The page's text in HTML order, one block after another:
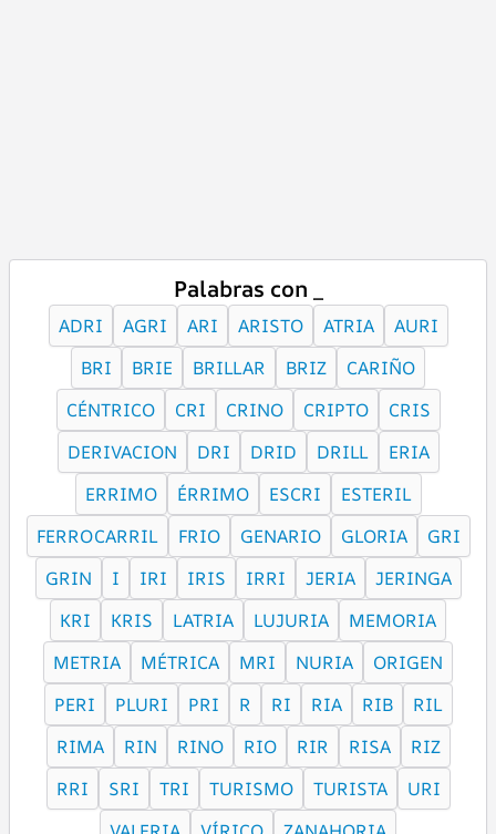
Palabras con _
ADRI AGRI ARI ARISTO ATRIA
AURI
BRI
BRIE BRILLAR BRIZ
CARIÑO
CÉNTRICO
CRI CRINO CRIPTO
CRIS
DERIVACION
DRI DRID DRILL
ERIA
ERRIMO
ÉRRIMO ESCRI
ESTERIL
FERROCARRIL
FRIO GENARIO GLORIA
GRI
GRIN
I IRI IRIS IRRI JERIA
JERINGA
KRI
KRIS LATRIA LUJURIA
MEMORIA
METRIA
MÉTRICA MRI NURIA
ORIGEN
PERI
PLURI PRI R RI RIA RIB
RIL
RIMA
RIN RINO RIO RIR RISA
RIZ
RRI
SRI TRI TURISMO TURISTA
URI